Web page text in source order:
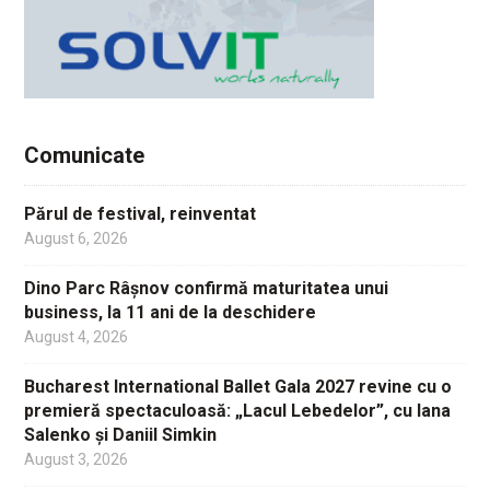
Comunicate
Părul de festival, reinventat
August 6, 2026
Dino Parc Râșnov confirmă maturitatea unui
business, la 11 ani de la deschidere
August 4, 2026
Bucharest International Ballet Gala 2027 revine cu o
premieră spectaculoasă: „Lacul Lebedelor”, cu Iana
Salenko și Daniil Simkin
August 3, 2026